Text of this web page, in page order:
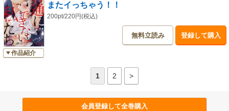
作品紹介
またイっちゃう！！
200pt/220円(税込)
無料立読み 登録して購入
1 2 >
会員登録して全巻購入